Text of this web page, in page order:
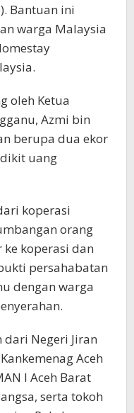
Bantuan ini
warga Malaysia
oleh Ketua
Azmi bin
berupa dua ekor
uang
koperasi
orang
koperasi dan
persahabatan
dengan warga
Negeri Jiran
Aceh
I Aceh Barat
serta tokoh